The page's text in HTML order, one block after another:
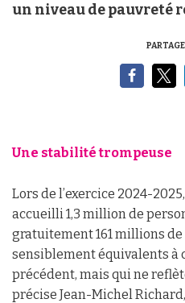
un niveau de pauvreté
Une stabilité trompeuse
Lors de l’exercice 2024-
accueilli 1,3 million de
gratuitement 161 millions de
sensiblement équivalents à
précédent, mais qui ne
précise Jean-Michel